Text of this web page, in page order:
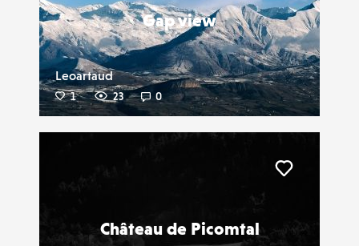
Gap view
Leoartaud
1 23 0
Château de Picomtal